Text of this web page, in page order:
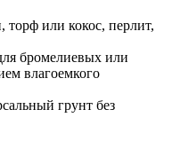
торф или кокос, перлит,
бромелиевых или
влагоемкого
грунт без